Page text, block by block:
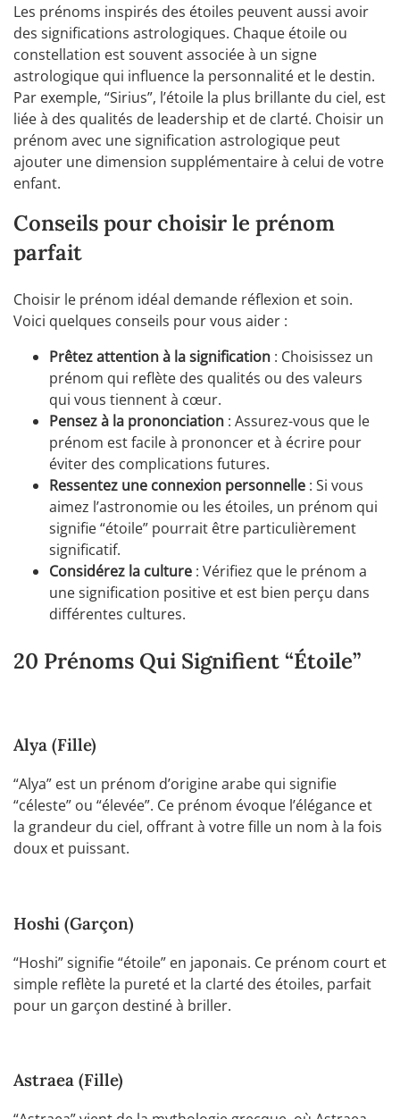
Les prénoms inspirés des étoiles peuvent aussi avoir
des significations astrologiques. Chaque étoile ou
constellation est souvent associée à un signe
astrologique qui influence la personnalité et le destin.
Par exemple, “Sirius”, l’étoile la plus brillante du ciel, est
liée à des qualités de leadership et de clarté. Choisir un
prénom avec une signification astrologique peut
ajouter une dimension supplémentaire à celui de votre
enfant.
Conseils pour choisir le prénom
parfait
Choisir le prénom idéal demande réflexion et soin.
Voici quelques conseils pour vous aider :
Prêtez attention à la signification : Choisissez un
prénom qui reflète des qualités ou des valeurs
qui vous tiennent à cœur.
Pensez à la prononciation : Assurez-vous que le
prénom est facile à prononcer et à écrire pour
éviter des complications futures.
Ressentez une connexion personnelle : Si vous
aimez l’astronomie ou les étoiles, un prénom qui
signifie “étoile” pourrait être particulièrement
significatif.
Considérez la culture : Vérifiez que le prénom a
une signification positive et est bien perçu dans
différentes cultures.
20 Prénoms Qui Signifient “Étoile”
Alya (Fille)
“Alya” est un prénom d’origine arabe qui signifie
“céleste” ou “élevée”. Ce prénom évoque l’élégance et
la grandeur du ciel, offrant à votre fille un nom à la fois
doux et puissant.
Hoshi (Garçon)
“Hoshi” signifie “étoile” en japonais. Ce prénom court et
simple reflète la pureté et la clarté des étoiles, parfait
pour un garçon destiné à briller.
Astraea (Fille)